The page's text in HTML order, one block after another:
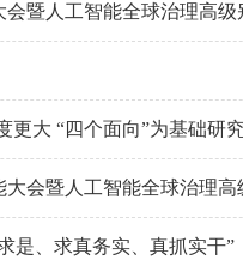
会暨人工智能全球治理高
更大 “四个面向”为基础研
大会暨人工智能全球治理
是、求真务实、真抓实干”